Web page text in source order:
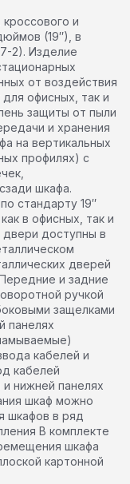
и
(19″), в
2). Изделие
от воздействия
офисных, так и
защиты от пыли
и хранения
на вертикальных
профилях) с
шкафа.
стандарту 19″
в офисных, так и
доступны в
дверей
и задние
ручкой
защелками
панелях
кабелей и
кабелей
нижней панелях
шкаф можно
шкафов в ряд
В комплекте
шкафа
картонной